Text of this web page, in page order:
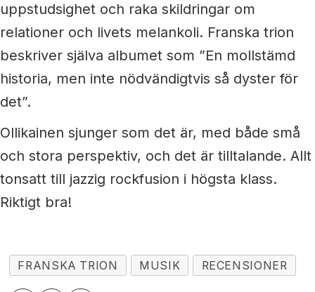
uppstudsighet och raka skildringar om
relationer och livets melankoli. Franska trion
beskriver själva albumet som ”En mollstämd
historia, men inte nödvändigtvis så dyster för
det”.
Ollikainen sjunger som det är, med både små
och stora perspektiv, och det är tilltalande. Allt
tonsatt till jazzig rockfusion i högsta klass.
Riktigt bra!
FRANSKA TRION MUSIK RECENSIONER